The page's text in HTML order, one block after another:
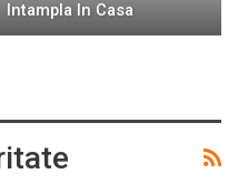
Intampla In Casa